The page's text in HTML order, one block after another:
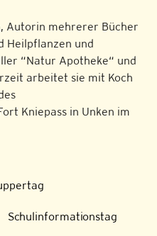
Autorin mehrerer Bücher
Heilpflanzen und
“Natur Apotheke“ und
arbeitet sie mit Koch
Kniepass in Unken im
Schulinformationstag